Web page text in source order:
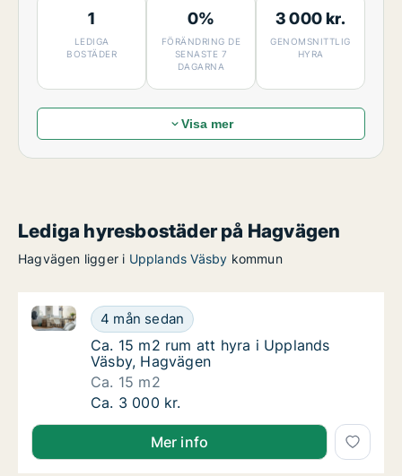
1
LEDIGA
BOSTÄDER
0%
FÖRÄNDRING DE
SENASTE 7
DAGARNA
3 000 kr.
GENOMSNITTLIG
HYRA
Visa mer
Lediga hyresbostäder på Hagvägen
Hagvägen ligger i Upplands Väsby kommun
Ca. 15 m2 rum att hyra i Upplands Väsby,
4 mån sedan
Ca. 15 m2 rum att hyra i Upplands Väsby, Hagvägen
Ca. 15 m2 rum att hyra i Upplands Väsby,
Ca. 15 m2 rum att hyra i Upplands
Väsby, Hagvägen
Ca. 15 m2
Ca. 15 m2 rum att hyra i Upplands Väsby,
Ca. 3 000 kr.
Mer info